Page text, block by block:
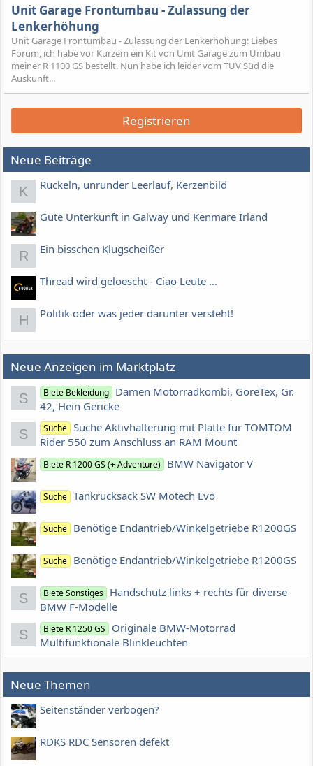
Unit Garage Frontumbau - Zulassung der
Lenkerhöhung
Unit Garage Frontumbau - Zulassung der Lenkerhöhung: Liebes
Forum, ich habe vor Kurzem ein Kit von Unit Garage zum Umbau
meiner R 1100 GS bestellt. Nun habe ich leider vom TÜV Süd die
Auskunft...
Registrieren
Neue Beiträge
K Ruckeln, unrunder Leerlauf, Kerzenbild
Gute Unterkunft in Galway und Kenmare Irland
R Ein bisschen Klugscheißer
Thread wird geloescht - Ciao Leute ...
H Politik oder was jeder darunter versteht!
Neue Anzeigen im Marktplatz
S Biete Bekleidung Damen Motorradkombi, GoreTex, Gr.
42, Hein Gericke
S Suche Suche Aktivhalterung mit Platte für TOMTOM
Rider 550 zum Anschluss an RAM Mount
Biete R 1200 GS (+ Adventure) BMW Navigator V
Suche Tankrucksack SW Motech Evo
Suche Benötige Endantrieb/Winkelgetriebe R1200GS
Suche Benötige Endantrieb/Winkelgetriebe R1200GS
S Biete Sonstiges Handschutz links + rechts für diverse
BMW F-Modelle
S Biete R 1250 GS
Originale BMW-Motorrad
Multifunktionale Blinkleuchten
Neue Themen
Seitenständer verbogen?
RDKS RDC Sensoren defekt